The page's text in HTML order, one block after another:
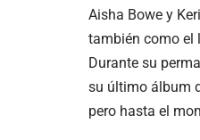
Aisha Bowe y
también como el
Durante su
su último álbum
pero hasta el